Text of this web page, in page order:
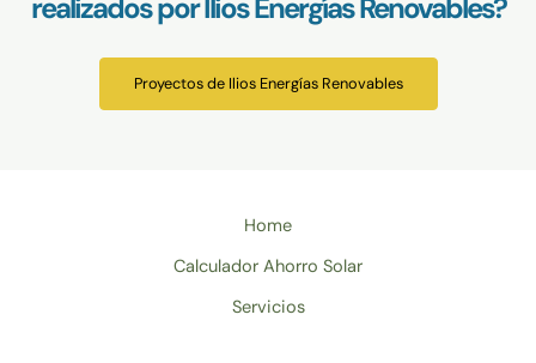
realizados por Ilios Energías Renovables?
Proyectos de Ilios Energías Renovables
Home
Calculador Ahorro Solar
Servicios